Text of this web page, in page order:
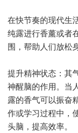
在快节奏的现代生
纯露进行香薰或者
围，帮助人们放松
提升精神状态：其
神醒脑的作用。当
露的香气可以振奋
作或学习过程中，
头脑，提高效率。